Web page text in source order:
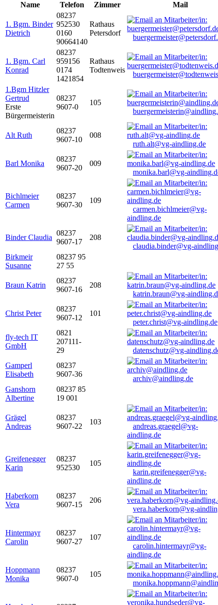
Name
Telefon Zimmer Mail
1. Bgm. Binder
Dietrich
08237
952530
0160
90664140
Rathaus
Petersdorf
1. Bgm. Carl
Konrad
08237
959156
0174
1421854
Rathaus
Todtenweis
1.Bgm Hitzler
Gertrud
Erste
Bürgermeisterin
08237
9607-0
105
Alt Ruth
08237
9607-10
008
ruth.alt@vg-aindling.de
Barl Monika
08237
9607-20
009
monika.barl@vg-
Bichlmeier
Carmen
08237
9607-30
109
carmen.bichlmeier@vg-
aindling.de
Binder Claudia
08237
9607-17
208
claudia.binder@vg-
Birkmeir
Susanne
08237 95
27 55
Braun Katrin
08237
9607-16
208
katrin.braun@vg-
Christ Peter
08237
9607-12
101
peter.christ@vg-aindling.de
fly-tech IT
GmbH
0821
207111-
29
datenschutz@vg-
Gamperl
Elisabeth
08237
9607-36
archiv@aindling.de
Ganshorn
Albertine
08237 85
19 001
Grägel
Andreas
08237
9607-22
103
andreas.graegel@vg-
aindling.de
Greifenegger
Karin
08237
952530
105
karin.greifenegger@vg-
aindling.de
Haberkorn
Vera
08237
9607-15
206
vera.haberkorn@vg-
Hintermayr
Carolin
08237
9607-27
107
carolin.hintermayr@vg-
aindling.de
Hoppmann
Monika
08237
9607-0
105